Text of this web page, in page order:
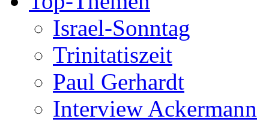
Israel-Sonntag
Trinitatiszeit
Paul Gerhardt
Interview Ackermann